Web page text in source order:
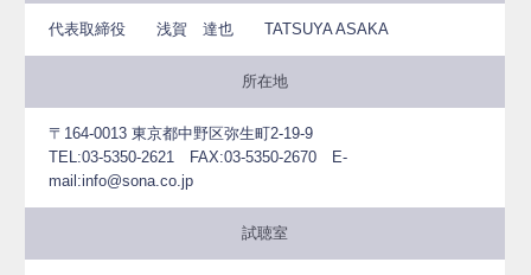
代表取締役 浅賀 達也 TATSUYA ASAKA
所在地
〒164-0013 東京都中野区弥生町2-19-9
TEL:03-5350-2621 FAX:03-5350-2670 E-
mail:info@sona.co.jp
試聴室